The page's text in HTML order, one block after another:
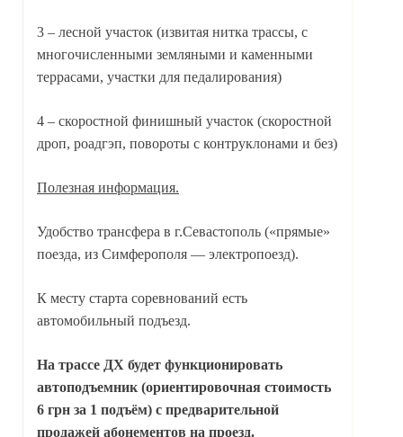
3 – лесной участок (извитая нитка трассы, с
многочисленными земляными и каменными
террасами, участки для педалирования)
4 – скоростной финишный участок (скоростной
дроп, роадгэп, повороты с контруклонами и без)
Полезная информация.
Удобство трансфера в г.Севастополь («прямые»
поезда, из Симферополя — электропоезд).
К месту старта соревнований есть
автомобильный подъезд.
На трассе ДХ будет функционировать
автоподъемник (ориентировочная стоимость
6 грн за 1 подъём) с предварительной
продажей абонементов на проезд.